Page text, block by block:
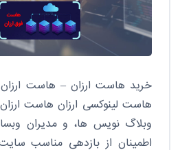
خرید هاست ارزان – هاست
هاست لینوکسی ارزان هاست
وبلاگ نویس ها، و مدیران
اطمینان از بازدهی مناسب